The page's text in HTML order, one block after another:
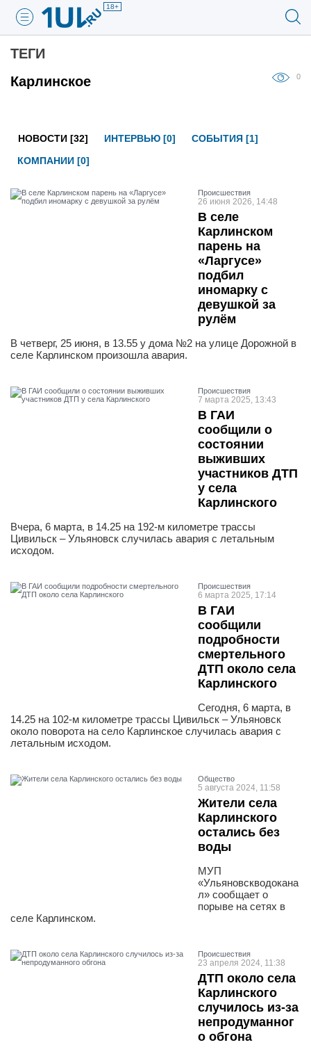
18+
ТЕГИ
Карлинское
0
НОВОСТИ [32] ИНТЕРВЬЮ [0]
СОБЫТИЯ [1]
КОМПАНИИ [0]
Проиcшествия
26 июня 2026, 14:48
В селе
Карлинском
парень на
«Ларгусе»
подбил
иномарку с
девушкой за
рулём
В четверг, 25 июня, в 13.55 у дома №2 на улице Дорожной в
селе Карлинском произошла авария.
Проиcшествия
7 марта 2025, 13:43
В ГАИ
сообщили о
состоянии
выживших
участников ДТП
у села
Карлинского
Вчера, 6 марта, в 14.25 на 192-м километре трассы
Цивильск – Ульяновск случилась авария с летальным
исходом.
Проиcшествия
6 марта 2025, 17:14
В ГАИ
сообщили
подробности
смертельного
ДТП около села
Карлинского
Сегодня, 6 марта, в
14.25 на 102-м километре трассы Цивильск – Ульяновск
около поворота на село Карлинское случилась авария с
летальным исходом.
Общество
5 августа 2024, 11:58
Жители села
Карлинского
остались без
воды
МУП
«Ульяновскводокана
л» сообщает о
порыве на сетях в
селе Карлинском.
Проиcшествия
23 апреля 2024, 11:38
ДТП около села
Карлинского
случилось из-за
непродуманног
о обгона